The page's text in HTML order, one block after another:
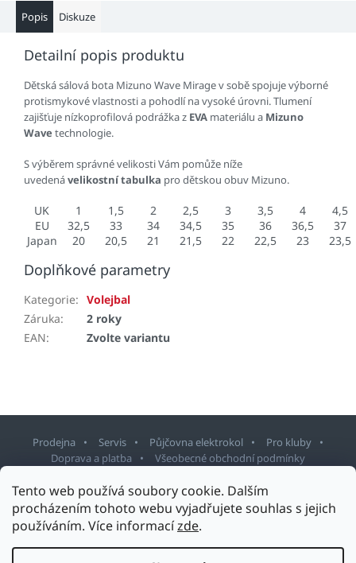
Tento web používá soubory cookie. Dalším
procházením tohoto webu vyjadřujete souhlas s jejich
používáním. Více informacízde.
Popis Diskuze
Detailní popis produktu
Dětská sálová bota Mizuno Wave Mirage v sobě spojuje výborné
protismykové vlastnosti a pohodlí na vysoké úrovni. Tlumení
zajišťuje nízkoprofilová podrážka z EVA materiálu a Mizuno
Wave technologie.
S výběrem správné velikosti Vám pomůže níže
uvedenávelikostní tabulka pro dětskou obuv Mizuno.
UK 1 1,5 2 2,5 3 3,5 4
4,5
EU
32,5 33 34 34,5 35 36 36,5
37
Japan
20 20,5 21 21,5 22 22,5 23 23,5
Doplňkové parametry
Kategorie: Volejbal
Záruka:
2 roky
EAN: Zvolte variantu
Prodejna Servis Půjčovna elektrokol
Pro kluby
Doprava a platba
Všeobecné obchodní podmínky
Upravit nastavení cookies